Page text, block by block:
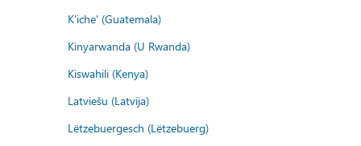
K'iche' (Guatemala)
Kinyarwanda (U Rwanda)
Kiswahili (Kenya)
Latviešu (Latvija)
Lëtzebuergesch (Lëtzebuerg)